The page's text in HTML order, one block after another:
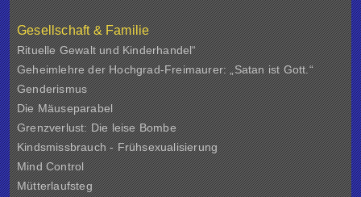
Gesellschaft & Familie
Rituelle Gewalt und Kinderhandel“
Geheimlehre der Hochgrad-Freimaurer: „Satan ist Gott.“
Genderismus
Die Mäuseparabel
Grenzverlust: Die leise Bombe
Kindsmissbrauch - Frühsexualisierung
Mind Control
Mütterlaufsteg